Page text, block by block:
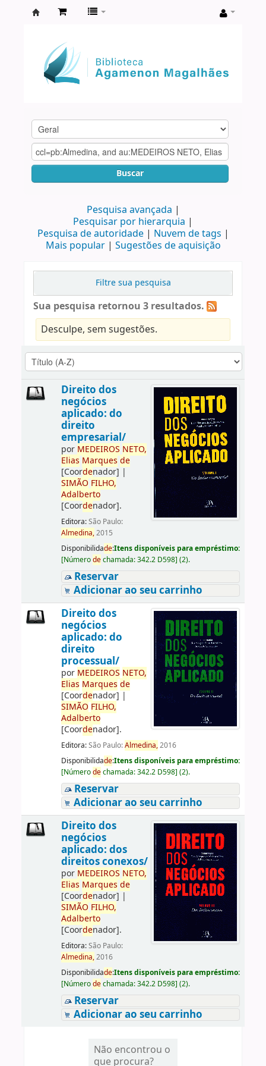
Agamenon
Magalhães
Buscar
Pesquisa avançada
Pesquisar por hierarquia
Pesquisa de autoridade
Nuvem de tags
Mais popular
Sugestões de aquisição
Filtre sua pesquisa
Sua pesquisa retornou 3 resultados.
Desculpe, sem sugestões.
Direito dos
negócios
aplicado: do
direito
empresarial/
por MEDEIROS NETO,
Elias Marques de
[Coordenador] |
SIMÃO FILHO,
Adalberto
[Coordenador].
Editora:São Paulo:
Almedina,2015
Disponibilidade:Itens disponíveis para empréstimo:
[Númerodechamada:342.2 D598] (2).
Reservar
Adicionar ao seu carrinho
Direito dos
negócios
aplicado: do
direito
processual/
por MEDEIROS NETO,
Elias Marques de
[Coordenador] |
SIMÃO FILHO,
Adalberto
[Coordenador].
Editora:São Paulo:Almedina,2016
Disponibilidade:Itens disponíveis para empréstimo:
[Númerodechamada:342.2 D598] (2).
Reservar
Adicionar ao seu carrinho
Direito dos
negócios
aplicado: dos
direitos conexos/
por MEDEIROS NETO,
Elias Marques de
[Coordenador] |
SIMÃO FILHO,
Adalberto
[Coordenador].
Editora:São Paulo:
Almedina,2016
Disponibilidade:Itens disponíveis para empréstimo:
[Númerodechamada:342.2 D598] (2).
Reservar
Adicionar ao seu carrinho
Não encontrou o
que procura?